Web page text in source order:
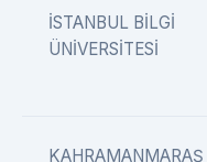
İSTANBUL BİLGİ
ÜNİVERSİTESİ
KAHRAMANMARAŞ